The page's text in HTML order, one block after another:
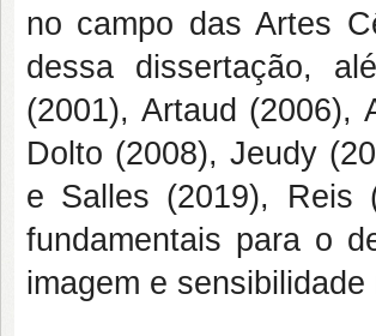
no campo das Artes
dessa dissertação,
(2001), Artaud (2006),
Dolto (2008), Jeudy
e Salles (2019), Reis
fundamentais para o
imagem e sensibilidade